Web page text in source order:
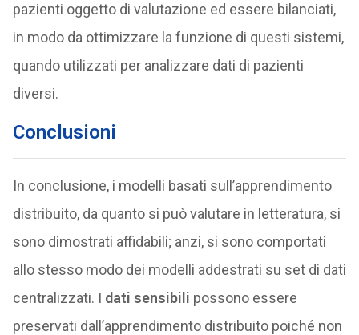
pazienti oggetto di valutazione ed essere bilanciati,
in modo da ottimizzare la funzione di questi sistemi,
quando utilizzati per analizzare dati di pazienti
diversi.
Conclusioni
In conclusione, i modelli basati sull’apprendimento
distribuito, da quanto si può valutare in letteratura, si
sono dimostrati affidabili; anzi, si sono comportati
allo stesso modo dei modelli addestrati su set di dati
centralizzati. I dati sensibili possono essere
preservati dall’apprendimento distribuito poiché non